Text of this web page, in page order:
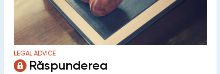
LEGAL ADVICE
Răspunderea